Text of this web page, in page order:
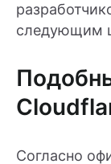
следующим
Согласно